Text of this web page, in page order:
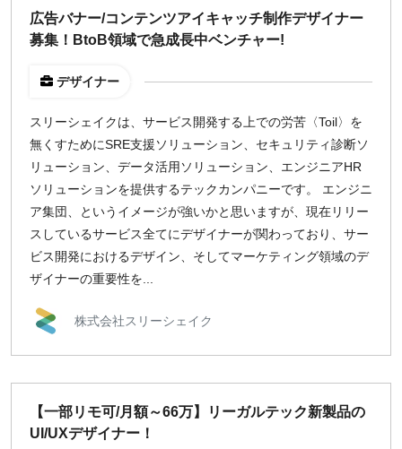
広告バナー/コンテンツアイキャッチ制作デザイナー
募集！BtoB領域で急成長中ベンチャー!
デザイナー
スリーシェイクは、サービス開発する上での労苦〈Toil〉を
無くすためにSRE支援ソリューション、セキュリティ診断ソ
リューション、データ活用ソリューション、エンジニアHR
ソリューションを提供するテックカンパニーです。 エンジニ
ア集団、というイメージが強いかと思いますが、現在リリー
スしているサービス全てにデザイナーが関わっており、サー
ビス開発におけるデザイン、そしてマーケティング領域のデ
ザイナーの重要性を...
株式会社スリーシェイク
【一部リモ可/月額～66万】リーガルテック新製品の
UI/UXデザイナー！